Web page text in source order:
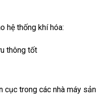
hệ thống khí hóa:
thông tốt
cục trong các nhà máy sản